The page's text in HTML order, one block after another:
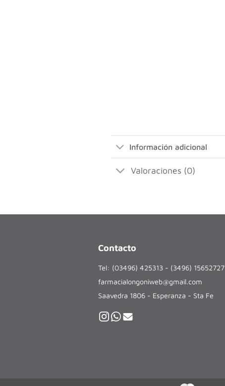
Información adicional
Valoraciones (0)
Contacto
Tel: (03496) 425313 - (3496) 15652727
farmacialongoniweb@gmail.com
Saavedra 1806 - Esperanza - Sta Fe